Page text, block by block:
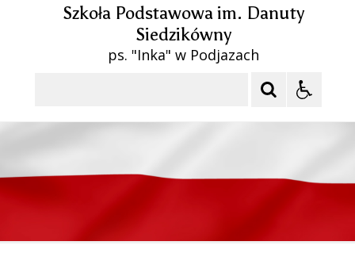
Szkoła Podstawowa im. Danuty
Siedzikówny
ps. "Inka" w Podjazach